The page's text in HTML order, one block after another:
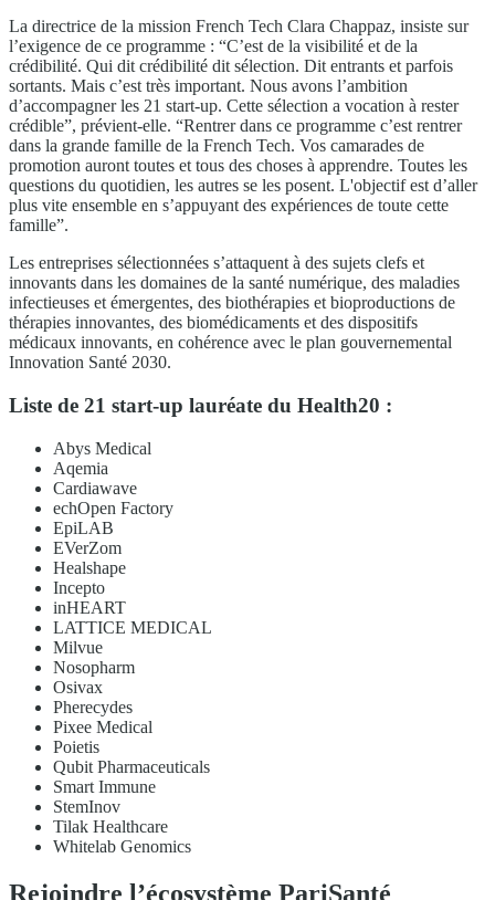
La directrice de la mission French Tech Clara Chappaz, insiste sur
l’exigence de ce programme : “C’est de la visibilité et de la
crédibilité. Qui dit crédibilité dit sélection. Dit entrants et parfois
sortants. Mais c’est très important. Nous avons l’ambition
d’accompagner les 21 start-up. Cette sélection a vocation à rester
crédible”, prévient-elle. “Rentrer dans ce programme c’est rentrer
dans la grande famille de la French Tech. Vos camarades de
promotion auront toutes et tous des choses à apprendre. Toutes les
questions du quotidien, les autres se les posent. L'objectif est d’aller
plus vite ensemble en s’appuyant des expériences de toute cette
famille”.
Les entreprises sélectionnées s’attaquent à des sujets clefs et
innovants dans les domaines de la santé numérique, des maladies
infectieuses et émergentes, des biothérapies et bioproductions de
thérapies innovantes, des biomédicaments et des dispositifs
médicaux innovants, en cohérence avec le plan gouvernemental
Innovation Santé 2030.
Liste de 21 start-up lauréate du Health20 :
Abys Medical
Aqemia
Cardiawave
echOpen Factory
EpiLAB
EVerZom
Healshape
Incepto
inHEART
LATTICE MEDICAL
Milvue
Nosopharm
Osivax
Pherecydes
Pixee Medical
Poietis
Qubit Pharmaceuticals
Smart Immune
StemInov
Tilak Healthcare
Whitelab Genomics
Rejoindre l’écosystème PariSanté